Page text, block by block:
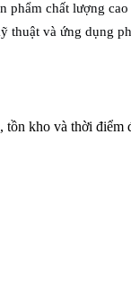
phẩm chất lượng
thuật và ứng dụng
tồn kho và thời điểm